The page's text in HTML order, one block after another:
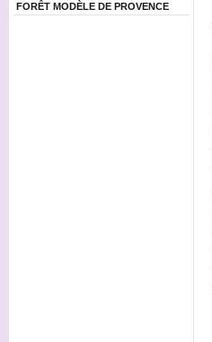
FORÊT MODÈLE DE PROVENCE